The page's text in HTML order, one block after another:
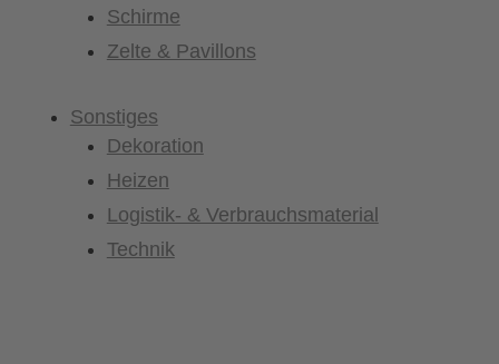
Schirme
Zelte & Pavillons
Sonstiges
Dekoration
Heizen
Logistik- & Verbrauchsmaterial
Technik